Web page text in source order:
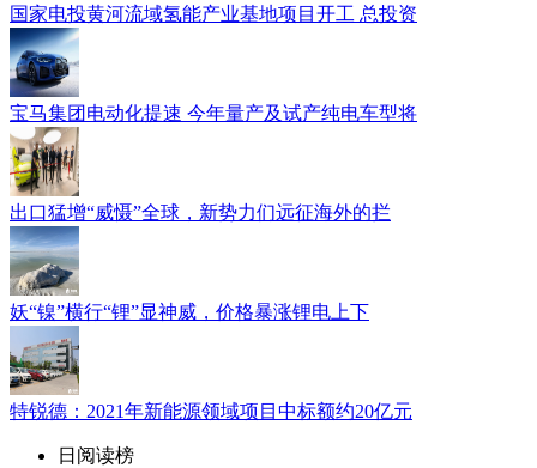
国家电投黄河流域氢能产业基地项目开工 总投资
宝马集团电动化提速 今年量产及试产纯电车型将
出口猛增“威慑”全球，新势力们远征海外的拦
妖“镍”横行“锂”显神威，价格暴涨锂电上下
特锐德：2021年新能源领域项目中标额约20亿元
日阅读榜